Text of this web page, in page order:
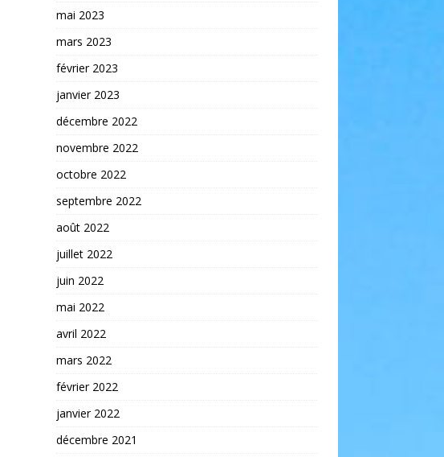
mai 2023
mars 2023
février 2023
janvier 2023
décembre 2022
novembre 2022
octobre 2022
septembre 2022
août 2022
juillet 2022
juin 2022
mai 2022
avril 2022
mars 2022
février 2022
janvier 2022
décembre 2021